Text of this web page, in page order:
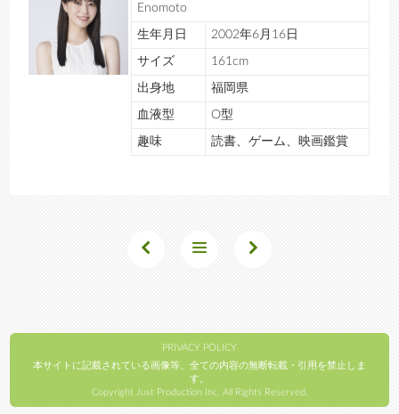
Enomoto
生年月日 2002年6月16日
サイズ 161cm
出身地 福岡県
血液型 O型
趣味 読書、ゲーム、映画鑑賞
PRIVACY POLICY
本サイトに記載されている画像等、全ての内容の無断転載・引用を禁止しま
す。
Copyright Just Production Inc. All Rights Reserved.